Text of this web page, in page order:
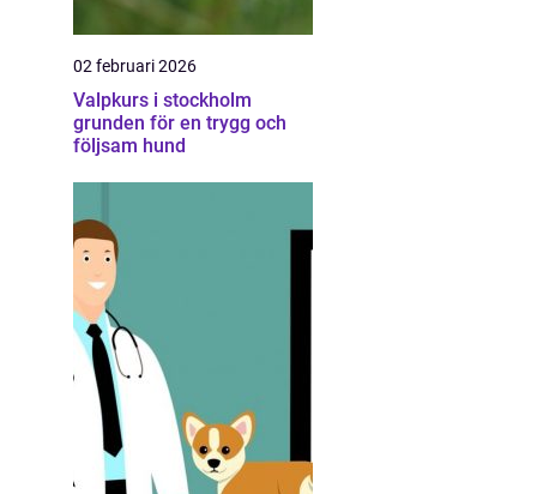
02 februari 2026
Valpkurs i stockholm
grunden för en trygg och
följsam hund